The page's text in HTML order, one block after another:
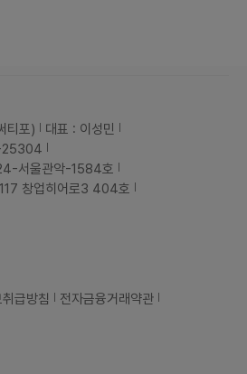
티포)
대표 : 이성민
25304
서울관악-1584호
창업히어로3 404호
급방침
전자금융거래약관